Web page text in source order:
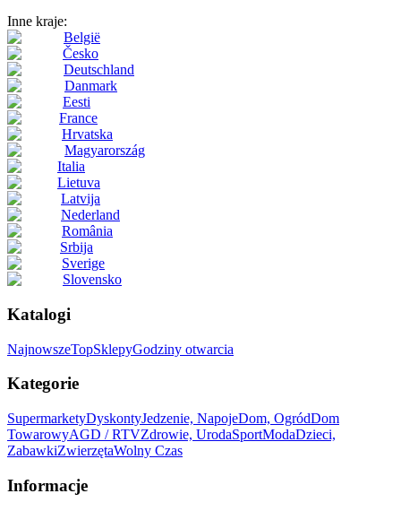
Inne kraje:
België
Česko
Deutschland
Danmark
Eesti
France
Hrvatska
Magyarország
Italia
Lietuva
Latvija
Nederland
România
Srbija
Sverige
Slovensko
Katalogi
NajnowszeTopSklepyGodziny otwarcia
Kategorie
SupermarketyDyskontyJedzenie, NapojeDom, OgródDom
TowarowyAGD / RTVZdrowie, UrodaSportModaDzieci,
ZabawkiZwierzętaWolny Czas
Informacje